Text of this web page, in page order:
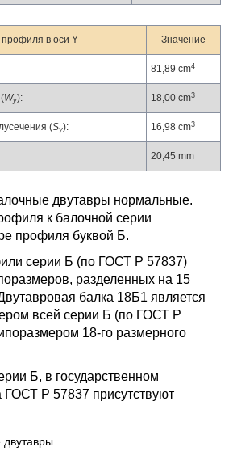
в оси Y Значение
81,89 cm4
Wy): 18,00 cm3
(Sy): 16,98 cm3
20,45 mm
двутавры нормальные.
к балочной серии
профиля буквой Б.
серии Б (по ГОСТ Р 57837)
разделенных на 15
балка 18Б1 является
всей серии Б (по ГОСТ Р
18-го размерного
Б, в государственном
ГОСТ Р 57837 присутствуют